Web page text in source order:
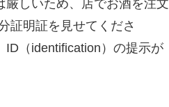
しいため、店でお酒を注文
証明証を見せてくださ
ID（identification）の提示が